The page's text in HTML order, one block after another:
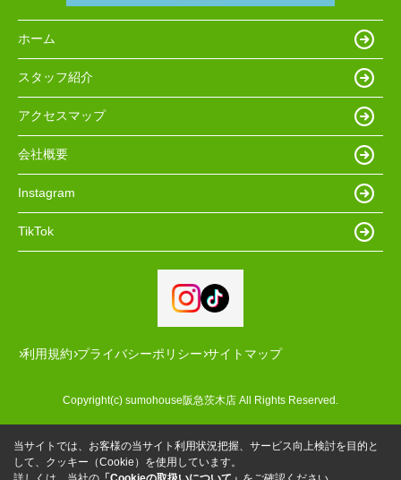
ホーム
スタッフ紹介
アクセスマップ
会社概要
Instagram
TikTok
利用規約 プライバシーポリシー サイトマップ
Copyright(c) sumohouse阪急茨木店 All Rights Reserved.
当サイトでは、お客様の当サイト利用状況把握、サービス向上検討を目的と
して、クッキー（Cookie）を使用しています。